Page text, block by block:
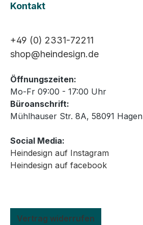
Kontakt
+49 (0) 2331-72211
shop@heindesign.de
Öffnungszeiten:
Mo-Fr 09:00 - 17:00 Uhr
Büroanschrift:
Mühlhauser Str. 8A, 58091 Hagen
Social Media:
Heindesign auf Instagram
Heindesign auf facebook
Vertrag widerrufen